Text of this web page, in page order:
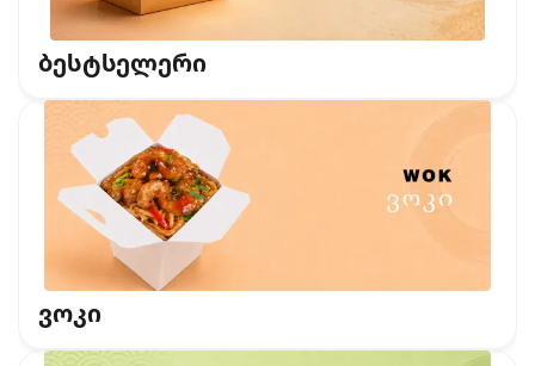
ბესტსელერი
ვოკი